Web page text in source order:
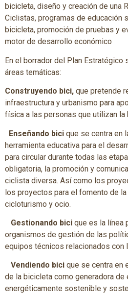
bicicleta, diseño y creación de una
Ciclistas, programas de educación
bicicleta, promoción de pruebas y
motor de desarrollo económico
En el borrador del Plan Estratégico
áreas temáticas:
Construyendo bici, que pretende
infraestructura y urbanismo para
física a las personas que utilizan la
Enseñando bici que se centra en
herramienta educativa para el
para circular durante todas las
obligatoria, la promoción y
ciclista diversa. Así como los
los proyectos para el fomento de
cicloturismo y ocio.
Gestionando bici que es la línea
organismos de gestión de las
equipos técnicos relacionados con
Vendiendo bici que se centra en
de la bicicleta como generadora de
energéticamente sostenible y